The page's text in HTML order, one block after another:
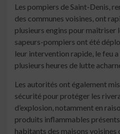
Les pompiers de Saint-Denis,
des communes voisines, ont
plusieurs engins pour maîtriser
sapeurs-pompiers ont été
leur intervention rapide, le feu
plusieurs heures de lutte
Les autorités ont également
sécurité pour protéger les
d’explosion, notamment en
produits inflammables présents
habitants des maisons voisines